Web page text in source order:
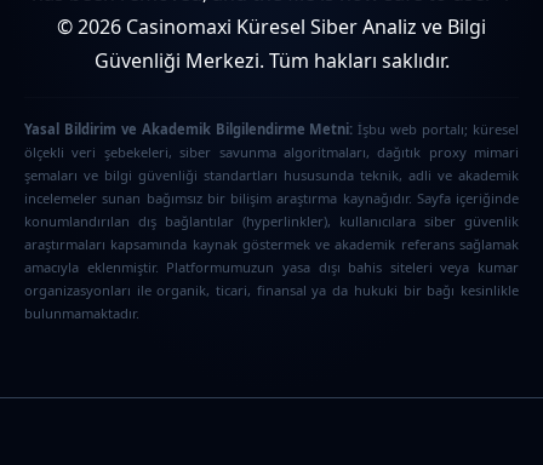
© 2026 Casinomaxi Küresel Siber Analiz ve Bilgi
Güvenliği Merkezi. Tüm hakları saklıdır.
Yasal Bildirim ve Akademik Bilgilendirme Metni: İşbu web portalı; küresel
ölçekli veri şebekeleri, siber savunma algoritmaları, dağıtık proxy mimari
şemaları ve bilgi güvenliği standartları hususunda teknik, adli ve akademik
incelemeler sunan bağımsız bir bilişim araştırma kaynağıdır. Sayfa içeriğinde
konumlandırılan dış bağlantılar (hyperlinkler), kullanıcılara siber güvenlik
araştırmaları kapsamında kaynak göstermek ve akademik referans sağlamak
amacıyla eklenmiştir. Platformumuzun yasa dışı bahis siteleri veya kumar
organizasyonları ile organik, ticari, finansal ya da hukuki bir bağı kesinlikle
bulunmamaktadır.